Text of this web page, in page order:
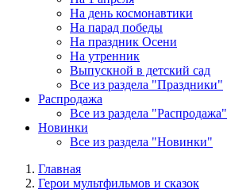
На день космонавтики
На парад победы
На праздник Осени
На утренник
Выпускной в детский сад
Все из раздела "Праздники"
Распродажа
Все из раздела "Распродажа"
Новинки
Все из раздела "Новинки"
Главная
Герои мультфильмов и сказок